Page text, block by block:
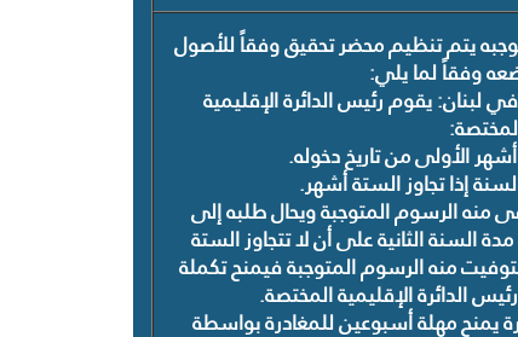
يتم تنظيم محضر تحقيق وفقاً للأصول
وفقاً لما يلي:
لبنان: يقوم رئيس الدائرة الإقليمية
الأولى من تاريخ دخوله.
إذا تجاوز الستة أشهر.
منه الرسوم المتوجبة ويحال طلبه إلى
السنة الثانية على أن لا تتجاوز الستة
منه الرسوم المتوجبة فيمنح تكملة
الدائرة الإقليمية المختصة.
يمنح مهلة أسبوعين للمغادرة بواسطة